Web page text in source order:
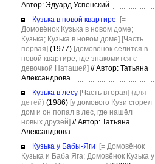
Автор: Эдуард Успенский
Кузька в новой квартире
[=
Домовёнок Кузька в новом доме;
Кузька; Кузька в новом доме] [Часть
первая] (1977) [домовёнок селится в
новой квартире, где знакомится с
девочкой Наташей] //Автор: Татьяна
Александрова
Кузька в лесу [Часть вторая] (для
детей) (1986) [у домового Кузи сгорел
дом и он попал в лес, где нашёл
новых друзей] //Автор: Татьяна
Александрова
Кузька у Бабы-Яги
[= Домовёнок
Кузька и Баба Яга; Домовёнок Кузька у